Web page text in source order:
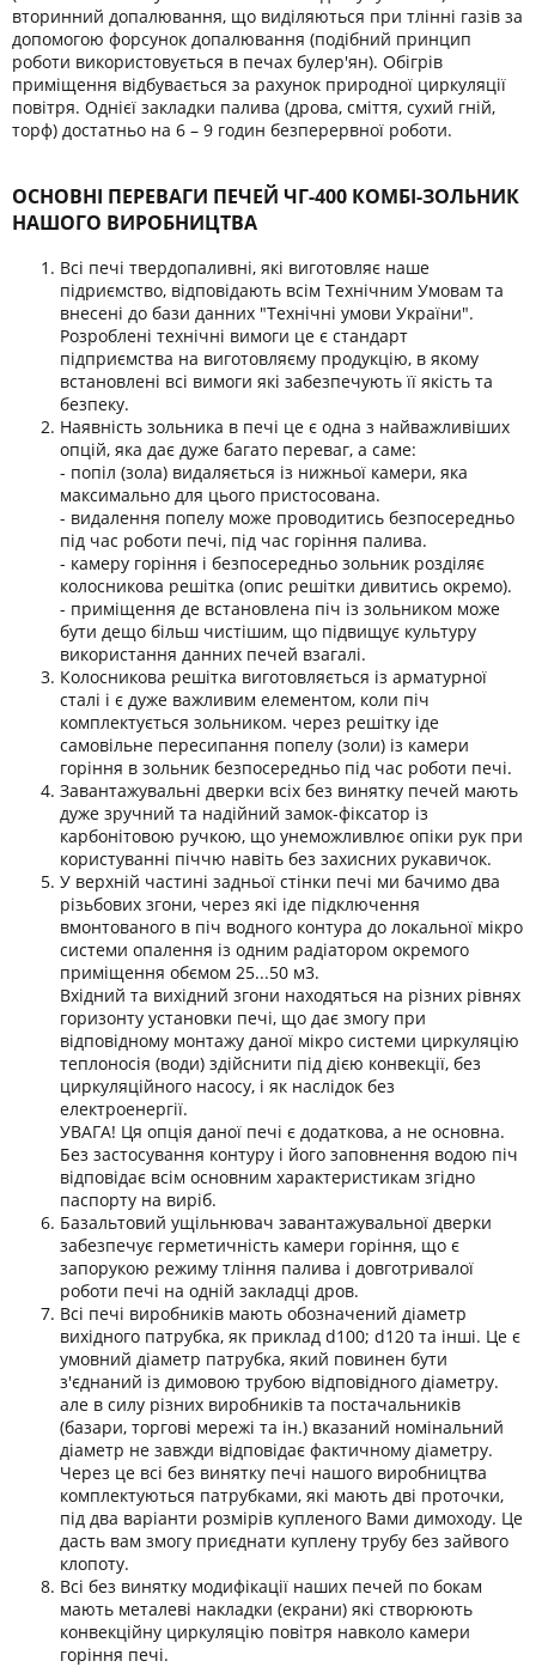
вторинний допалювання, що виділяються при тлінні газів за
допомогою форсунок допалювання (подібний принцип
роботи використовується в печах булер'ян). Обігрів
приміщення відбувається за рахунок природної циркуляції
повітря. Однієї закладки палива (дрова, сміття, сухий гній,
торф) достатньо на 6 – 9 годин безперервної роботи.
ОСНОВНІ ПЕРЕВАГИ ПЕЧЕЙ ЧГ-400 КОМБІ-ЗОЛЬНИК
НАШОГО ВИРОБНИЦТВА
Всі печі твердопаливні, які виготовляє наше
підриємство, відповідають всім Технічним Умовам та
внесені до бази данних "Технічні умови України".
Розроблені технічні вимоги це є стандарт
підприємства на виготовляєму продукцію, в якому
встановлені всі вимоги які забезпечують її якість та
безпеку.
Наявність зольника в печі це є одна з найважливіших
опцій, яка дає дуже багато переваг, а саме:
- попіл (зола) видаляється із нижньої камери, яка
максимально для цього пристосована.
- видалення попелу може проводитись безпосередньо
під час роботи печі, під час горіння палива.
- камеру горіння і безпосередньо зольник розділяє
колосникова решітка (опис решітки дивитись окремо).
- приміщення де встановлена піч із зольником може
бути дещо більш чистішим, що підвищує культуру
використання данних печей взагалі.
Колосникова решітка виготовляється із арматурної
сталі і є дуже важливим елементом, коли піч
комплектується зольником. через решітку іде
самовільне пересипання попелу (золи) із камери
горіння в зольник безпосередньо під час роботи печі.
Завантажувальні дверки всіх без винятку печей мають
дуже зручний та надійний замок-фіксатор із
карбонітовою ручкою, що унеможливлює опіки рук при
користуванні піччю навіть без захисних рукавичок.
У верхній частині задньої стінки печі ми бачимо два
різьбових згони, через які іде підключення
вмонтованого в піч водного контура до локальної мікро
системи опалення із одним радіатором окремого
приміщення обємом 25...50 м3.
Вхідний та вихідний згони находяться на різних рівнях
горизонту установки печі, що дає змогу при
відповідному монтажу даної мікро системи циркуляцію
теплоносія (води) здійснити під дією конвекції, без
циркуляційного насосу, і як наслідок без
електроенергії.
УВАГА! Ця опція даної печі є додаткова, а не основна.
Без застосування контуру і його заповнення водою піч
відповідає всім основним характеристикам згідно
паспорту на виріб.
Базальтовий ущільнювач завантажувальної дверки
забезпечує герметичність камери горіння, що є
запорукою режиму тління палива і довготривалої
роботи печі на одній закладці дров.
Всі печі виробників мають обозначений діаметр
вихідного патрубка, як приклад d100; d120 та інші. Це є
умовний діаметр патрубка, який повинен бути
з'єднаний із димовою трубою відповідного діаметру.
але в силу різних виробників та постачальників
(базари, торгові мережі та ін.) вказаний номінальний
діаметр не завжди відповідає фактичному діаметру.
Через це всі без винятку печі нашого виробництва
комплектуються патрубками, які мають дві проточки,
під два варіанти розмірів купленого Вами димоходу. Це
дасть вам змогу приєднати куплену трубу без зайвого
клопоту.
Всі без винятку модифікації наших печей по бокам
мають металеві накладки (екрани) які створюють
конвекційну циркуляцію повітря навколо камери
горіння печі.